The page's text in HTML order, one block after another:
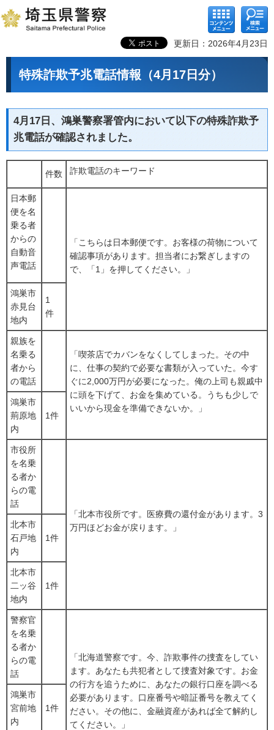
コンテ
ンツメ
ニュー
検索メ
ニュー
更新日：2026年4月23日
特殊詐欺予兆電話情報（4月17日分）
4月17日、鴻巣警察署管内において以下の特殊詐欺予
兆電話が確認されました。
件数 詐欺電話のキーワード
日本郵
便を名
乗る者
からの
自動音
声電話
「こちらは日本郵便です。お客様の荷物について
確認事項があります。担当者にお繋ぎしますの
で、「1」を押してください。」
鴻巣市
赤見台
地内
1
件
親族を
名乗る
者から
の電話
「喫茶店でカバンをなくしてしまった。その中
に、仕事の契約で必要な書類が入っていた。今す
ぐに2,000万円が必要になった。俺の上司も親戚中
に頭を下げて、お金を集めている。うちも少しで
いいから現金を準備できないか。」
鴻巣市
荊原地
内
1件
市役所
を名乗
る者か
らの電
話
「北本市役所です。医療費の還付金があります。3
万円ほどお金が戻ります。」
北本市
石戸地
内
1件
北本市
二ッ谷
地内
1件
警察官
を名乗
る者か
らの電
話
「北海道警察です。今、詐欺事件の捜査をしてい
ます。あなたも共犯者として捜査対象です。お金
の行方を追うために、あなたの銀行口座を調べる
必要があります。口座番号や暗証番号を教えてく
ださい。その他に、金融資産があれば全て解約し
てください。」
鴻巣市
宮前地
内
1件